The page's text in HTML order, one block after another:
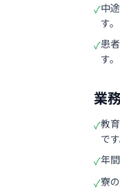
✓中
す。
✓患
す。
業
✓教
です
✓年
✓寮